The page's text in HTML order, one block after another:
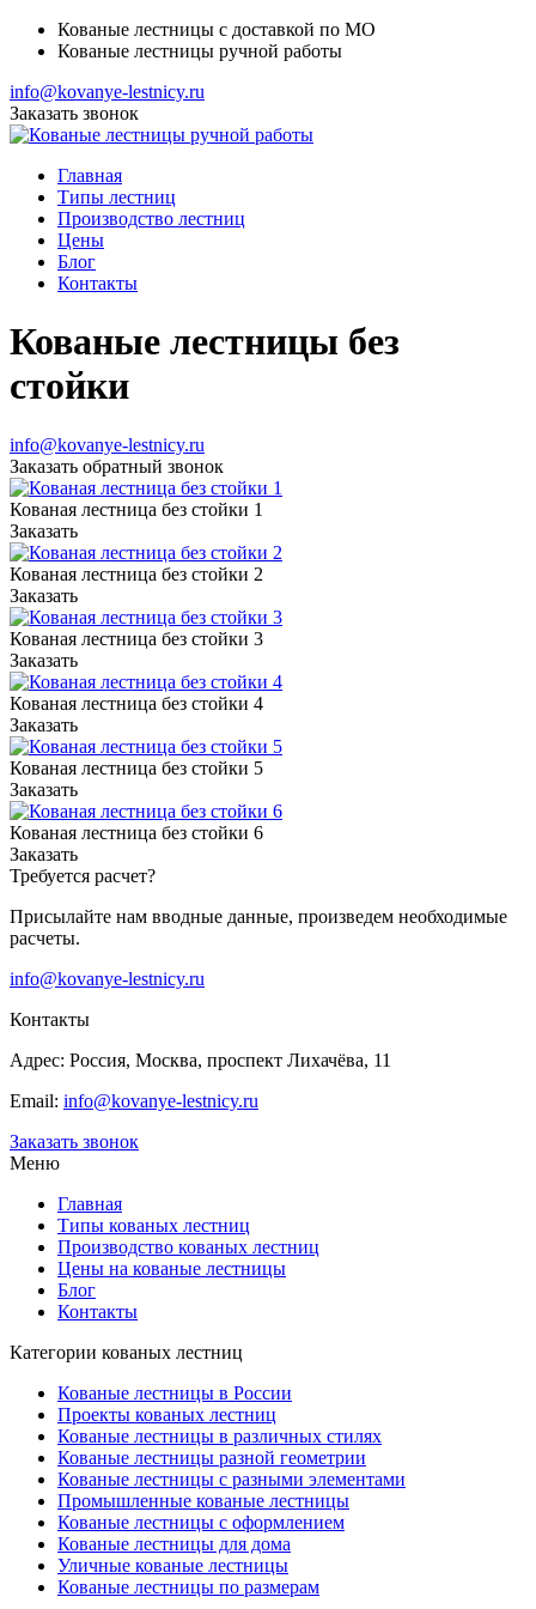
Кованые лестницы с доставкой по МО
Кованые лестницы ручной работы
info@kovanye-lestnicy.ru
Заказать звонок
Главная
Типы лестниц
Производство лестниц
Цены
Блог
Контакты
Кованые лестницы без
стойки
info@kovanye-lestnicy.ru
Заказать обратный звонок
Кованая лестница без стойки 1
Заказать
Кованая лестница без стойки 2
Заказать
Кованая лестница без стойки 3
Заказать
Кованая лестница без стойки 4
Заказать
Кованая лестница без стойки 5
Заказать
Кованая лестница без стойки 6
Заказать
Требуется расчет?
Присылайте нам вводные данные, произведем необходимые
расчеты.
info@kovanye-lestnicy.ru
Контакты
Адрес: Россия, Москва, проспект Лихачёва, 11
Email: info@kovanye-lestnicy.ru
Заказать звонок
Меню
Главная
Типы кованых лестниц
Производство кованых лестниц
Цены на кованые лестницы
Блог
Контакты
Категории кованых лестниц
Кованые лестницы в России
Проекты кованых лестниц
Кованые лестницы в различных стилях
Кованые лестницы разной геометрии
Кованые лестницы с разными элементами
Промышленные кованые лестницы
Кованые лестницы с оформлением
Кованые лестницы для дома
Уличные кованые лестницы
Кованые лестницы по размерам